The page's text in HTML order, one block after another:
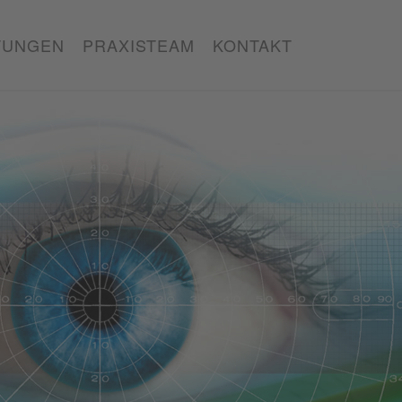
PRAXISTEAM KONTAKT